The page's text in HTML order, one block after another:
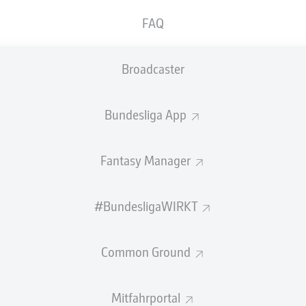
FAQ
Broadcaster
Bundesliga App
Fantasy Manager
#BundesligaWIRKT
Common Ground
Mitfahrportal
ZUSAMMENFASSUNG